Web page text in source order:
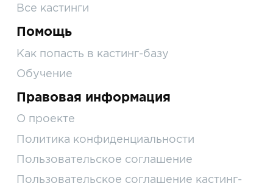
Все кастинги
Помощь
Как попасть в кастинг-базу
Обучение
Правовая информация
О проекте
Политика конфиденциальности
Пользовательское соглашение
Пользовательское соглашение кастинг-